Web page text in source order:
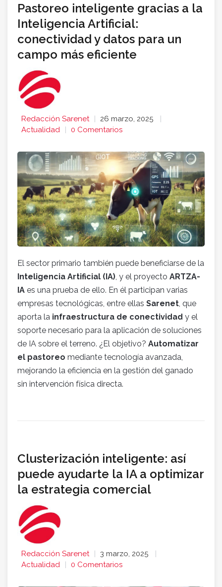
Pastoreo inteligente gracias a la
Inteligencia Artificial:
conectividad y datos para un
campo más eficiente
Redacción Sarenet
26 marzo, 2025
Actualidad
0 Comentarios
El sector primario también puede beneficiarse de la
Inteligencia Artificial (IA), y el proyecto ARTZA-
IA es una prueba de ello. En él participan varias
empresas tecnológicas, entre ellas Sarenet, que
aporta la infraestructura de conectividad y el
soporte necesario para la aplicación de soluciones
de IA sobre el terreno. ¿El objetivo? Automatizar
el pastoreo mediante tecnología avanzada,
mejorando la eficiencia en la gestión del ganado
sin intervención física directa.
Clusterización inteligente: así
puede ayudarte la IA a optimizar
la estrategia comercial
Redacción Sarenet
3 marzo, 2025
Actualidad
0 Comentarios